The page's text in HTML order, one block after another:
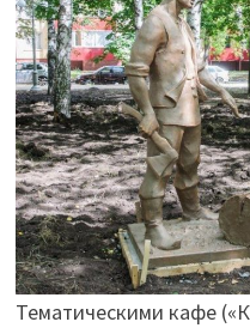
Тематическими кафе